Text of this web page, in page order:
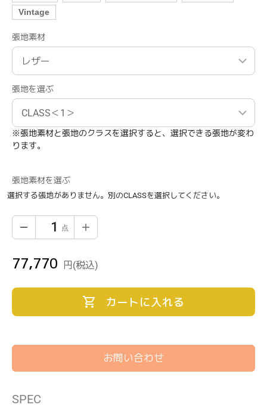
Vintage
張地素材
張地を選ぶ
※張地素材と張地のクラスを選択すると、選択できる張地が変わ
ります。
張地素材を選ぶ
選択する張地がありません。別のCLASSを選択してください。
通
価
77,770 円 (税込)
カートに入れる
お問い合わせ
カ
ー
SPEC